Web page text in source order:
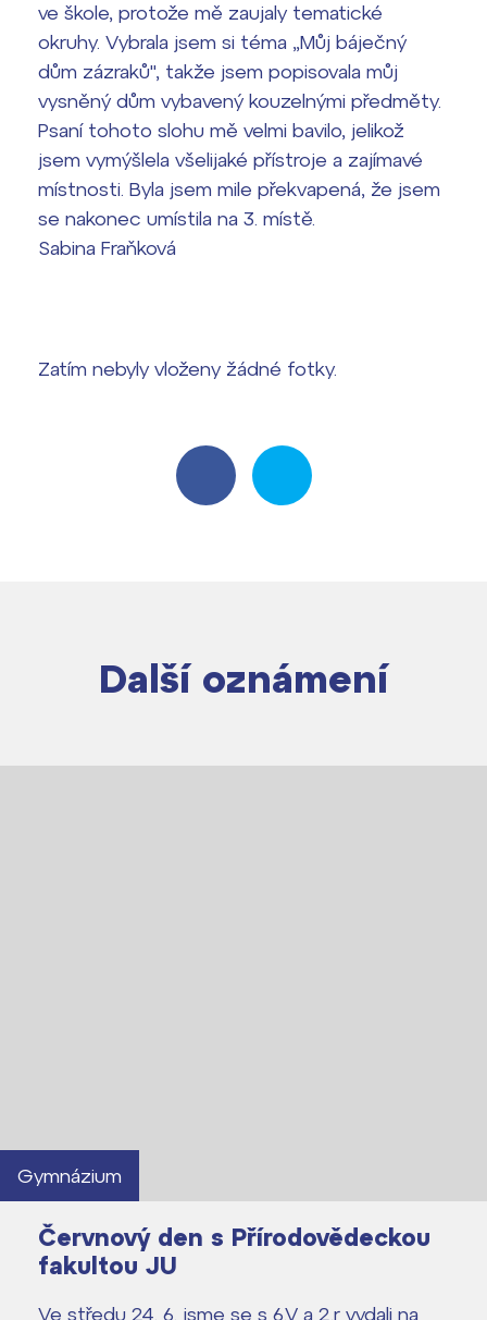
ve škole, protože mě zaujaly tematické
okruhy. Vybrala jsem si téma „Můj báječný
dům zázraků", takže jsem popisovala můj
vysněný dům vybavený kouzelnými předměty.
Psaní tohoto slohu mě velmi bavilo, jelikož
jsem vymýšlela všelijaké přístroje a zajímavé
místnosti. Byla jsem mile překvapená, že jsem
se nakonec umístila na 3. místě.
Sabina Fraňková
Zatím nebyly vloženy žádné fotky.
Další oznámení
Gymnázium
Červnový den s Přírodovědeckou
fakultou JU
Ve středu 24. 6. jsme se s 6.V a 2.r vydali na